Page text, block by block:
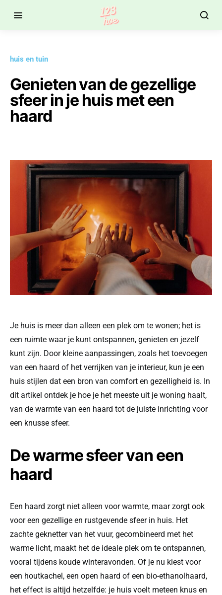
huis en tuin
Genieten van de gezellige
sfeer in je huis met een
haard
Je huis is meer dan alleen een plek om te wonen; het is
een ruimte waar je kunt ontspannen, genieten en jezelf
kunt zijn. Door kleine aanpassingen, zoals het toevoegen
van een haard of het verrijken van je interieur, kun je een
huis stijlen dat een bron van comfort en gezelligheid is. In
dit artikel ontdek je hoe je het meeste uit je woning haalt,
van de warmte van een haard tot de juiste inrichting voor
een knusse sfeer.
De warme sfeer van een
haard
Een haard zorgt niet alleen voor warmte, maar zorgt ook
voor een gezellige en rustgevende sfeer in huis. Het
zachte geknetter van het vuur, gecombineerd met het
warme licht, maakt het de ideale plek om te ontspannen,
vooral tijdens koude winteravonden. Of je nu kiest voor
een houtkachel, een open haard of een bio-ethanolhaard,
het effect is altijd hetzelfde: je huis voelt meteen knus en